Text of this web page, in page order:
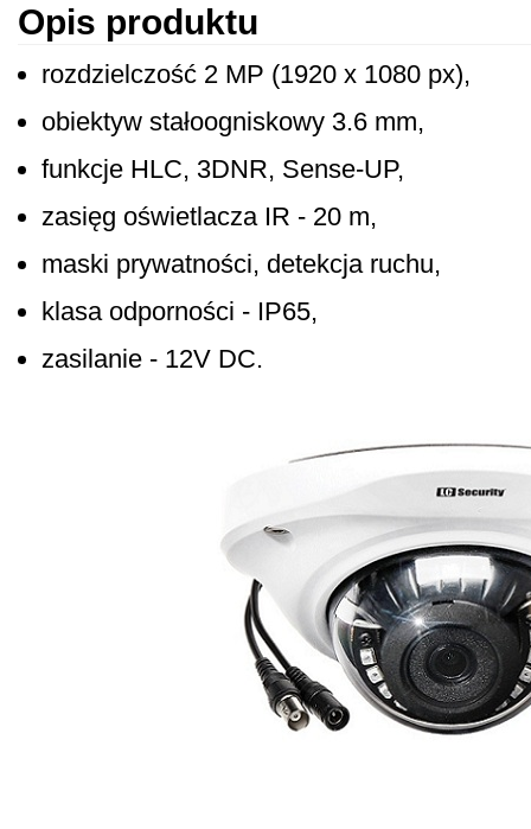
Opis produktu
rozdzielczość 2 MP (1920 x 1080 px),
obiektyw stałoogniskowy 3.6 mm,
funkcje HLC, 3DNR, Sense-UP,
zasięg oświetlacza IR - 20 m,
maski prywatności, detekcja ruchu,
klasa odporności - IP65,
zasilanie - 12V DC.